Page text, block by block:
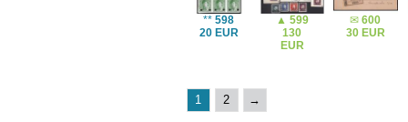
**598
20 EUR
▲ 599
130
EUR
✉600
30 EUR
1 2 →